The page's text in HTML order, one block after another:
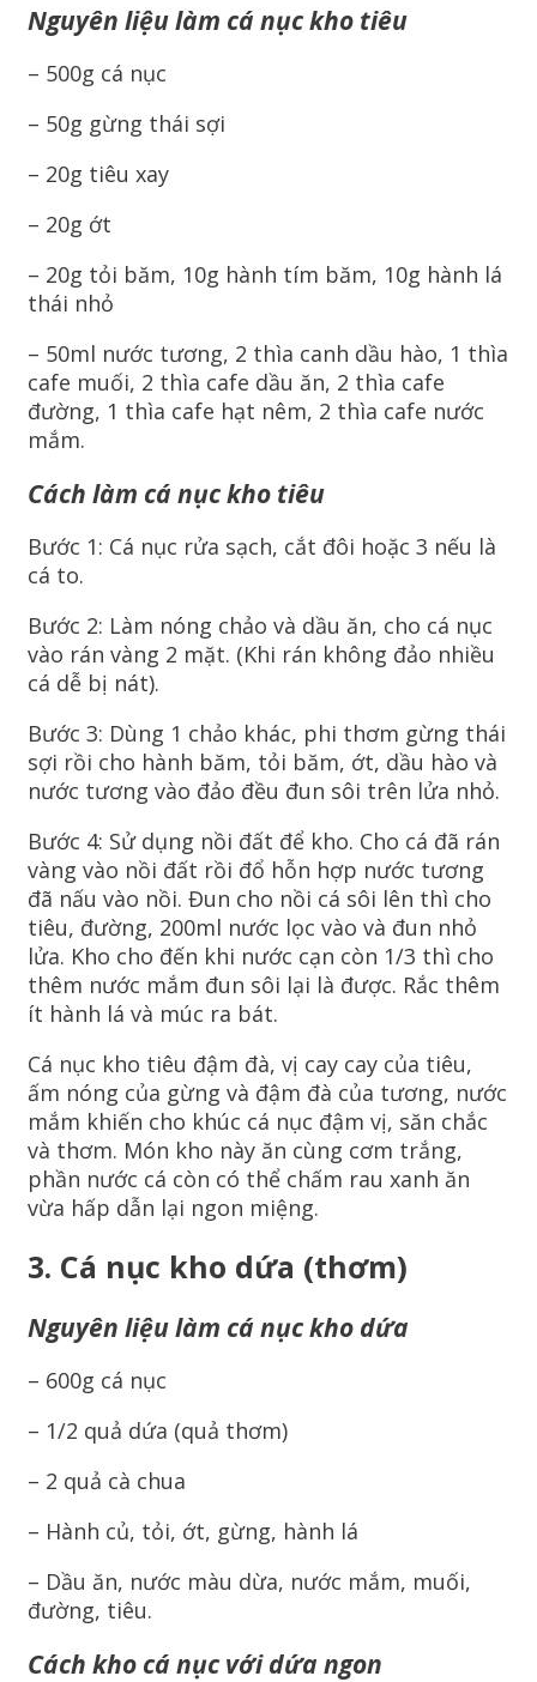
Nguyên liệu làm cá nục kho tiêu
– 500g cá nục
– 50g gừng thái sợi
– 20g tiêu xay
– 20g ớt
– 20g tỏi băm, 10g hành tím băm, 10g hành lá
thái nhỏ
– 50ml nước tương, 2 thìa canh dầu hào, 1 thìa
cafe muối, 2 thìa cafe dầu ăn, 2 thìa cafe
đường, 1 thìa cafe hạt nêm, 2 thìa cafe nước
mắm.
Cách làm cá nục kho tiêu
Bước 1: Cá nục rửa sạch, cắt đôi hoặc 3 nếu là
cá to.
Bước 2: Làm nóng chảo và dầu ăn, cho cá nục
vào rán vàng 2 mặt. (Khi rán không đảo nhiều
cá dễ bị nát).
Bước 3: Dùng 1 chảo khác, phi thơm gừng thái
sợi rồi cho hành băm, tỏi băm, ớt, dầu hào và
nước tương vào đảo đều đun sôi trên lửa nhỏ.
Bước 4: Sử dụng nồi đất để kho. Cho cá đã rán
vàng vào nồi đất rồi đổ hỗn hợp nước tương
đã nấu vào nồi. Đun cho nồi cá sôi lên thì cho
tiêu, đường, 200ml nước lọc vào và đun nhỏ
lửa. Kho cho đến khi nước cạn còn 1/3 thì cho
thêm nước mắm đun sôi lại là được. Rắc thêm
ít hành lá và múc ra bát.
Cá nục kho tiêu đậm đà, vị cay cay của tiêu,
ấm nóng của gừng và đậm đà của tương, nước
mắm khiến cho khúc cá nục đậm vị, săn chắc
và thơm. Món kho này ăn cùng cơm trắng,
phần nước cá còn có thể chấm rau xanh ăn
vừa hấp dẫn lại ngon miệng.
3. Cá nục kho dứa (thơm)
Nguyên liệu làm cá nục kho dứa
– 600g cá nục
– 1/2 quả dứa (quả thơm)
– 2 quả cà chua
– Hành củ, tỏi, ớt, gừng, hành lá
– Dầu ăn, nước màu dừa, nước mắm, muối,
đường, tiêu.
Cách kho cá nục với dứa ngon